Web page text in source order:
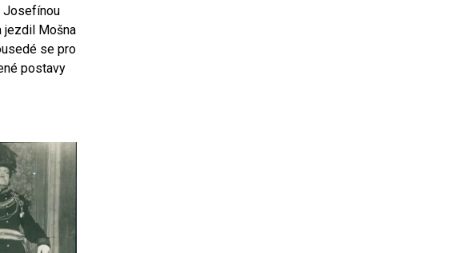
Josefínou
jezdil Mošna
se pro
postavy